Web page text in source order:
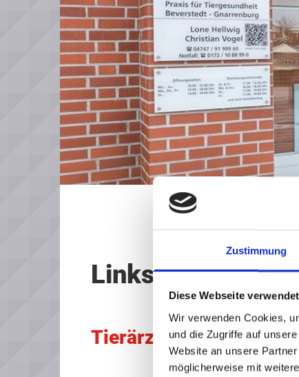
Zustimmung
Diese Webseite
Wir verwenden Cookies,
und die Zugriffe auf
Website an unsere
möglicherweise mit
Links
Tierärztekammern